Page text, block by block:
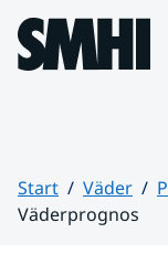
Hoppa till sidans
Start Väder
Väderprognos